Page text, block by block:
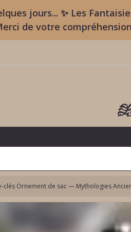
jours... ✨ Les
de votre
clés Ornement de sac — Mythologies